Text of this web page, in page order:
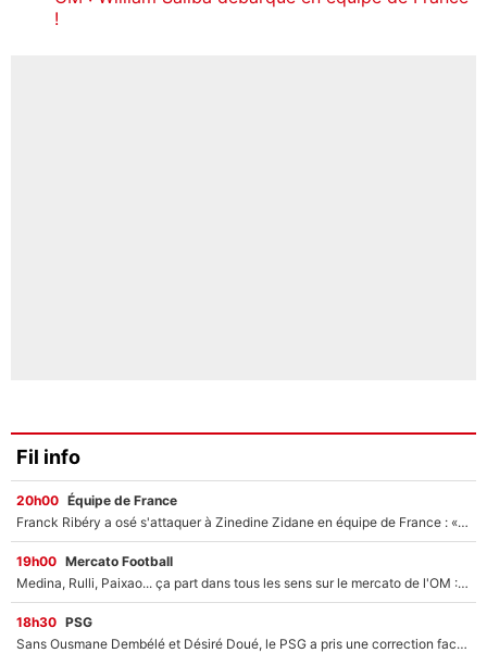
!
Fil info
20h00 Équipe de France
Franck Ribéry a osé s'attaquer à Zinedine Zidane en équipe de France : «Je n'aurais jamais fait ça»
19h00 Mercato Football
Medina, Rulli, Paixao... ça part dans tous les sens sur le mercato de l'OM : Frank McCourt va enfin récupérer l'argent qu'il attend ?
18h30 PSG
Sans Ousmane Dembélé et Désiré Doué, le PSG a pris une correction face à Majorque : Luis Enrique attend avec impatience des renforts !